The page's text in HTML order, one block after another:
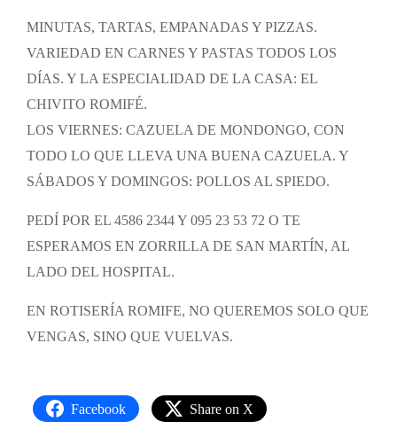
MINUTAS, TARTAS, EMPANADAS Y PIZZAS.
VARIEDAD EN CARNES Y PASTAS TODOS LOS
DÍAS. Y LA ESPECIALIDAD DE LA CASA: EL
CHIVITO ROMIFÉ.
LOS VIERNES: CAZUELA DE MONDONGO, CON
TODO LO QUE LLEVA UNA BUENA CAZUELA. Y
SÁBADOS Y DOMINGOS: POLLOS AL SPIEDO.
PEDÍ POR EL 4586 2344 Y 095 23 53 72 O TE
ESPERAMOS EN ZORRILLA DE SAN MARTÍN, AL
LADO DEL HOSPITAL.
EN ROTISERÍA ROMIFE, NO QUEREMOS SOLO QUE
VENGAS, SINO QUE VUELVAS.
Facebook Share on X